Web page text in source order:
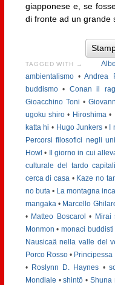
giapponese e, se
di fronte ad un grande
TAGGED WITH →
ambientalismo•Andrea
buddismo• Conan il
Gioacchino Toni •
ugoku shiro • Hiroshima•
katta hi • Hugo Junkers •
Percorsi filosofici negli
Howl • Il giorno in cui
culturale del tardo
cerca di casa • Kaze no
no buta• La montagna
mangaka• Marcello
• Matteo Boscarol • Mirai
Monmon •monaci buddisti
Nausicaä nella valle del
Porco Rosso• Principessa
• Roslynn D. Haynes •
Mondiale •shintō •Shuna